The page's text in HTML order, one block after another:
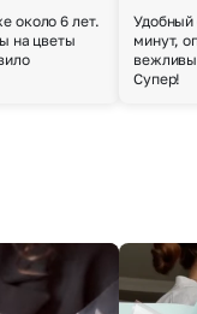
около 6 лет.
на цветы
Удобный
минут,
Супер!